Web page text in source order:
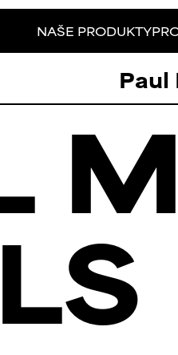
NAŠE PRODUKTY